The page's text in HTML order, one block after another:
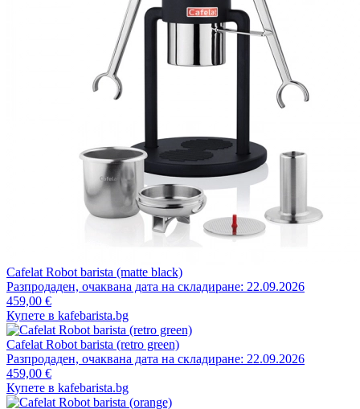
Cafelat Robot barista (matte black)
Разпродаден, очаквана дата на складиране: 22.09.2026
459,00 €
Купете в kafebarista.bg
Cafelat Robot barista (retro green)
Разпродаден, очаквана дата на складиране: 22.09.2026
459,00 €
Купете в kafebarista.bg